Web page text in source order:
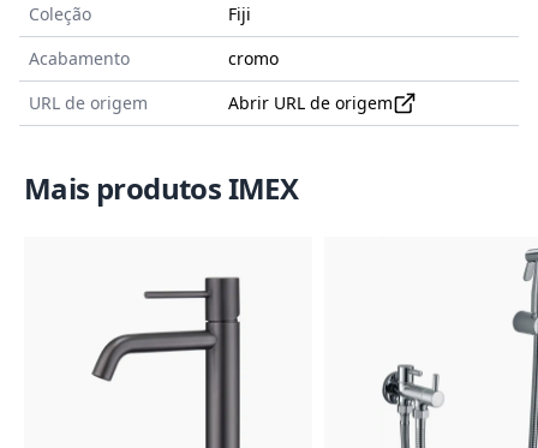
Coleção
Fiji
Acabamento
cromo
URL de origem
Abrir URL de origem
Mais produtos IMEX